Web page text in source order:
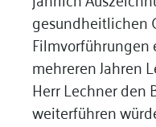
gesundheitlichen
mehreren Jahren
Herr Lechner den
weiterführen